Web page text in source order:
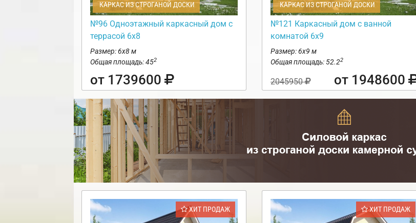
КАРКАС ИЗ СТРОГАНОЙ ДОСКИ
№96 Одноэтажный каркасный дом с
террасой 6х8
Размер: 6х8 м
Общая площадь: 452
от 1739600
КАРКАС ИЗ СТРОГАНОЙ ДОСКИ
№121 Каркасный дом с ванной
комнатой 6х9
Размер: 6х9 м
Общая площадь: 52.22
2045950 от 1948600
ХИТ ПРОДАЖ ХИТ ПРОДАЖ